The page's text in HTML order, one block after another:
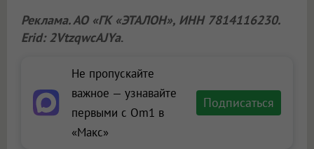
Реклама. АО «ГК «ЭТАЛОН», ИНН 7814116230.
Erid: 2VtzqwcAJYa.
Не пропускайте
важное — узнавайте
первыми с Om1 в
«Макс»
Подписаться